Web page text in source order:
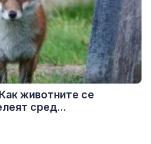
животните се
сред...